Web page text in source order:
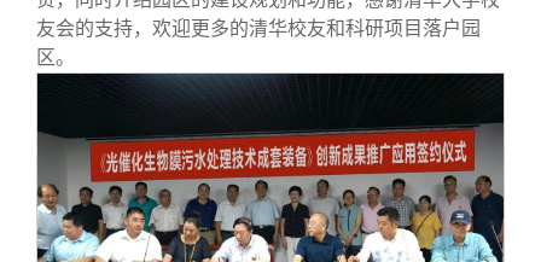
友会的支持，欢迎更多的清华校友和科研项目落户园
区。